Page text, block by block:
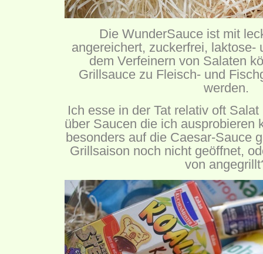
Die WunderSauce ist mit
angereichert, zuckerfrei, laktose-
dem Verfeinern von Salaten
Grillsauce zu Fleisch- und
werden.
Ich esse in der Tat relativ oft
über Saucen die ich ausprobieren
besonders auf die Caesar-Sauce
Grillsaison noch nicht geöffnet,
von